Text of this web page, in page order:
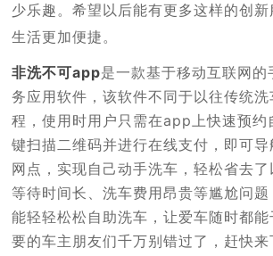
少乐趣。希望以后能有更多这样的创
生活更加便捷。
非洗不可app是一款基于移动互联网的
务应用软件，该软件不同于以往传统
程，使用时用户只需在app上快速预约
键扫描二维码并进行在线支付，即可
网点，实现自己动手洗车，轻松省去了
等待时间长、洗车费用昂贵等尴尬问
能轻轻松松自助洗车，让爱车随时都
要的车主朋友们千万别错过了，赶快来